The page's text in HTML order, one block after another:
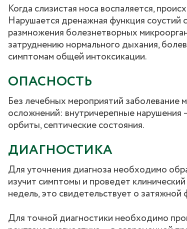
Когда слизистая носа воспаляется,
Нарушается дренажная функция
размножения болезнетворных
затруднению нормального дыхания,
симптомам общей интоксикации.
ОПАСНОСТЬ
Без лечебных мероприятий заболевание
осложнений: внутричерепные нарушения
орбиты, септические состояния.
ДИАГНОСТИКА
Для уточнения диагноза необходимо
изучит симптомы и проведет
недель, это свидетельствует о затяжной
Для точной диагностики необходимо